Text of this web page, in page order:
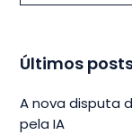
Últimos
A nova disputa
pela IA